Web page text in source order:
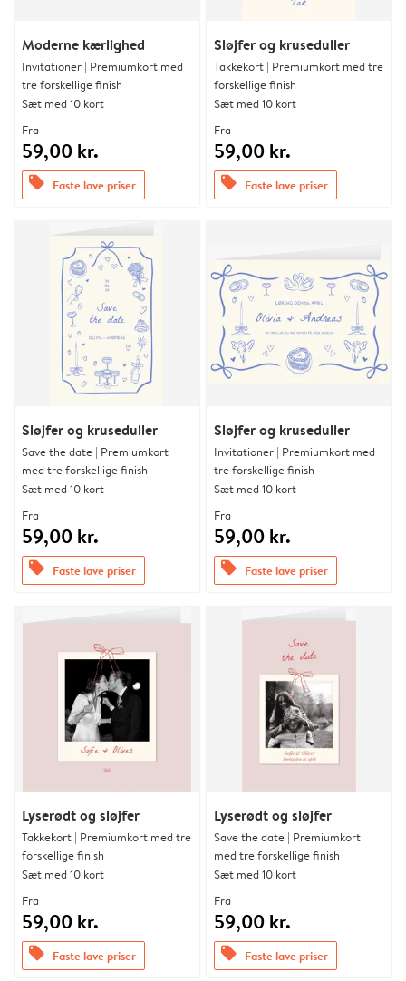
Moderne kærlighed
Invitationer | Premiumkort med
tre forskellige finish
Sæt med 10 kort
Fra
59,00 kr.
offers Faste lave priser
Sløjfer og kruseduller
Takkekort | Premiumkort med tre
forskellige finish
Sæt med 10 kort
Fra
59,00 kr.
offers Faste lave priser
Sløjfer og kruseduller
Save the date | Premiumkort
med tre forskellige finish
Sæt med 10 kort
Fra
59,00 kr.
offers Faste lave priser
Sløjfer og kruseduller
Invitationer | Premiumkort med
tre forskellige finish
Sæt med 10 kort
Fra
59,00 kr.
offers Faste lave priser
Lyserødt og sløjfer
Takkekort | Premiumkort med tre
forskellige finish
Sæt med 10 kort
Fra
59,00 kr.
offers Faste lave priser
Lyserødt og sløjfer
Save the date | Premiumkort
med tre forskellige finish
Sæt med 10 kort
Fra
59,00 kr.
offers Faste lave priser